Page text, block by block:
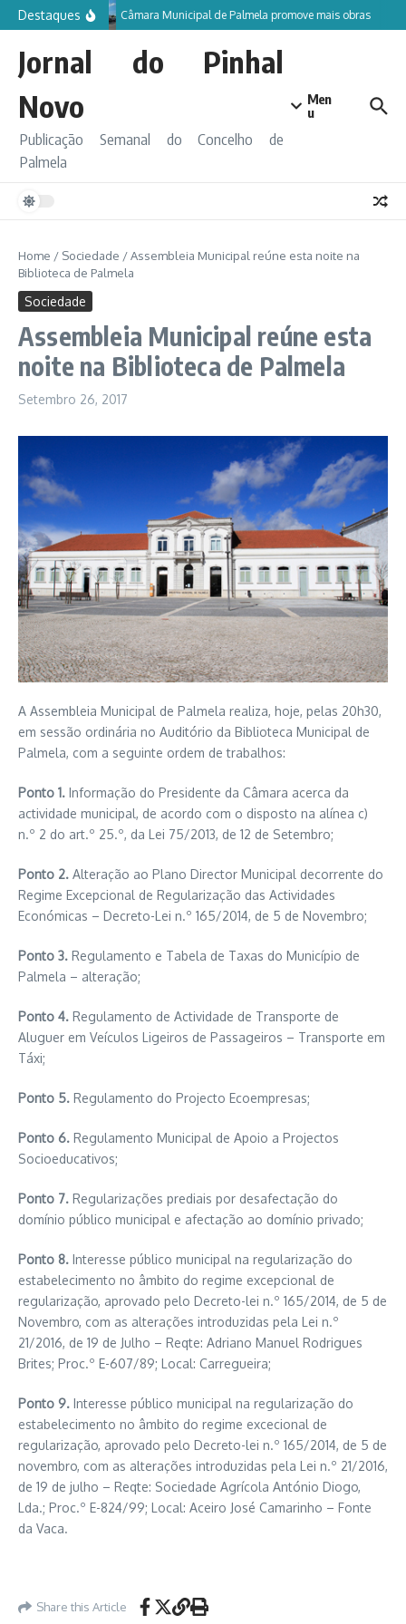
Ir para o conteúdo
Destaques Câmara Municipal de Palmela promove mais obras
Jornal do Pinhal
Novo
Publicação Semanal do Concelho de
Palmela
Men
u
Home / Sociedade /Assembleia Municipal reúne esta noite na
Biblioteca de Palmela
Sociedade
Assembleia Municipal reúne esta
noite na Biblioteca de Palmela
Setembro 26, 2017
A Assembleia Municipal de Palmela realiza, hoje, pelas 20h30,
em sessão ordinária no Auditório da Biblioteca Municipal de
Palmela, com a seguinte ordem de trabalhos:
Ponto 1. Informação do Presidente da Câmara acerca da
actividade municipal, de acordo com o disposto na alínea c)
n.º 2 do art.º 25.º, da Lei 75/2013, de 12 de Setembro;
Ponto 2. Alteração ao Plano Director Municipal decorrente do
Regime Excepcional de Regularização das Actividades
Económicas – Decreto-Lei n.º 165/2014, de 5 de Novembro;
Ponto 3. Regulamento e Tabela de Taxas do Município de
Palmela – alteração;
Ponto 4. Regulamento de Actividade de Transporte de
Aluguer em Veículos Ligeiros de Passageiros – Transporte em
Táxi;
Ponto 5. Regulamento do Projecto Ecoempresas;
Ponto 6. Regulamento Municipal de Apoio a Projectos
Socioeducativos;
Ponto 7. Regularizações prediais por desafectação do
domínio público municipal e afectação ao domínio privado;
Ponto 8. Interesse público municipal na regularização do
estabelecimento no âmbito do regime excepcional de
regularização, aprovado pelo Decreto-lei n.º 165/2014, de 5 de
Novembro, com as alterações introduzidas pela Lei n.º
21/2016, de 19 de Julho – Reqte: Adriano Manuel Rodrigues
Brites; Proc.º E-607/89; Local: Carregueira;
Ponto 9. Interesse público municipal na regularização do
estabelecimento no âmbito do regime excecional de
regularização, aprovado pelo Decreto-lei n.º 165/2014, de 5 de
novembro, com as alterações introduzidas pela Lei n.º 21/2016,
de 19 de julho – Reqte: Sociedade Agrícola António Diogo,
Lda.; Proc.º E-824/99; Local: Aceiro José Camarinho – Fonte
da Vaca.
Share this Article